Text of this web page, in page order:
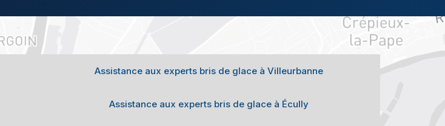
Assistance aux experts bris de glace à Villeurbanne
Assistance aux experts bris de glace à Écully